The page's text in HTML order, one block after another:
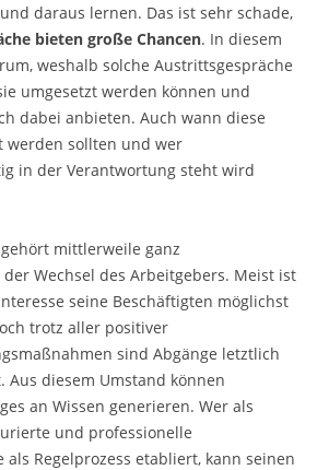
daraus lernen. Das ist sehr schade,
bieten große Chancen. In diesem
weshalb solche Austrittsgespräche
umgesetzt werden können und
dabei anbieten. Auch wann diese
werden sollten und wer
in der Verantwortung steht wird
mittlerweile ganz
Wechsel des Arbeitgebers. Meist ist
seine Beschäftigten möglichst
trotz aller positiver
sind Abgänge letztlich
diesem Umstand können
an Wissen generieren. Wer als
und professionelle
Regelprozess etabliert, kann seinen